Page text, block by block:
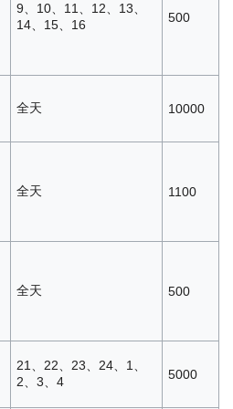
9、10、11、12、13、
14、15、16
500
全天 10000
全天 1100
全天 500
21、22、23、24、1、
2、3、4
5000